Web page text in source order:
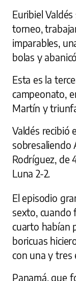
Euribiel
torneo,
imparables,
bolas y
Esta es la
campeonato,
Martín y
Valdés recibió
sobresaliendo
Rodríguez, de
Luna 2-2.
El episodio
sexto, cuando
cuarto habían
boricuas
con una y tres
Panamá, que